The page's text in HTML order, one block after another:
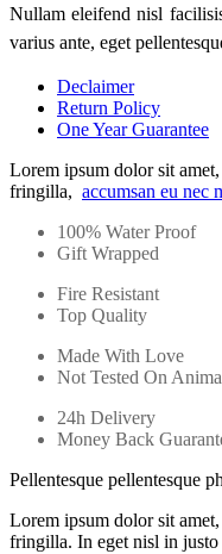
Nullam eleifend nisl
varius ante, eget
Declaimer
Return Policy
One Year Guarantee
Lorem ipsum dolor sit amet,
fringilla, accumsan eu nec
100% Water Proof
Gift Wrapped
Fire Resistant
Top Quality
Made With Love
Not Tested On
24h Delivery
Money Back
Pellentesque pellentesque
Lorem ipsum dolor sit
fringilla. In eget nisl in justo